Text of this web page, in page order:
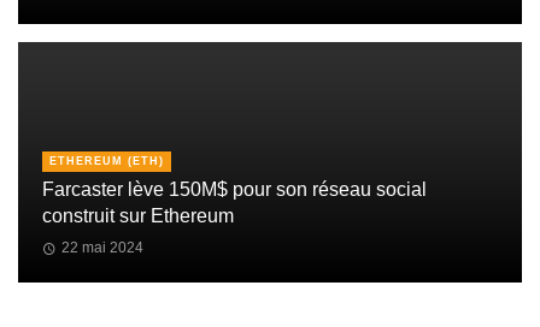
ETHEREUM (ETH)
Farcaster lève 150M$ pour son réseau social
construit sur Ethereum
22 mai 2024